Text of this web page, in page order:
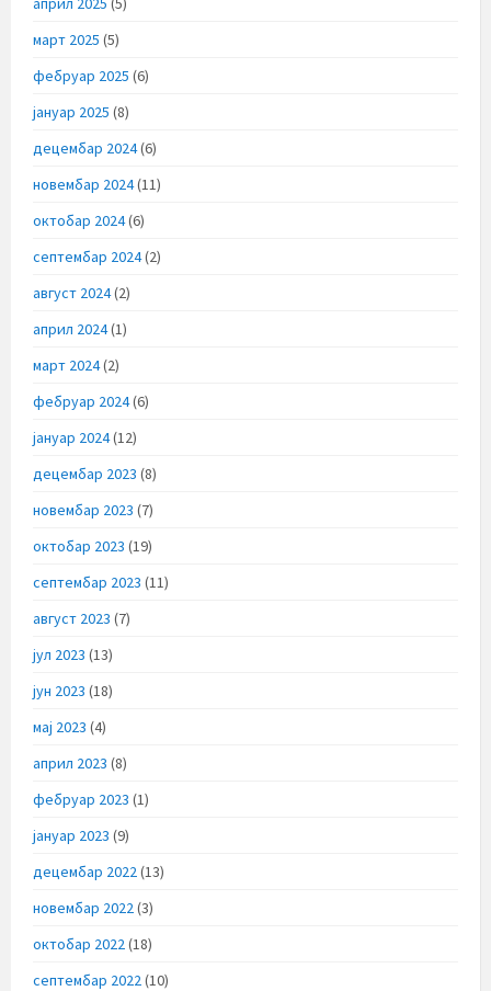
март 2025 (5)
фебруар 2025 (6)
јануар 2025 (8)
децембар 2024(6)
новембар 2024(11)
октобар 2024(6)
септембар 2024(2)
август 2024(2)
април 2024(1)
март 2024(2)
фебруар 2024(6)
јануар 2024(12)
децембар 2023 (8)
новембар 2023 (7)
октобар 2023 (19)
септембар 2023 (11)
август 2023 (7)
јул 2023 (13)
јун 2023 (18)
мај 2023 (4)
април 2023 (8)
фебруар 2023 (1)
јануар 2023 (9)
децембар 2022 (13)
новембар 2022 (3)
октобар 2022 (18)
септембар 2022 (10)